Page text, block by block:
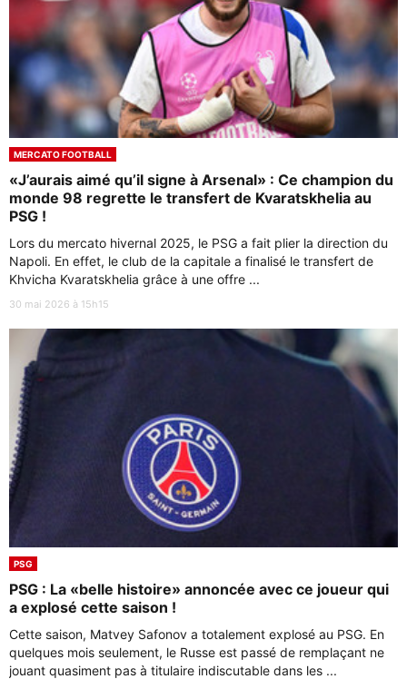
MERCATO FOOTBALL
«J’aurais aimé qu’il signe à Arsenal» : Ce champion du
monde 98 regrette le transfert de Kvaratskhelia au
PSG !
Lors du mercato hivernal 2025, le PSG a fait plier la direction du
Napoli. En effet, le club de la capitale a finalisé le transfert de
Khvicha Kvaratskhelia grâce à une offre ...
30 mai 2026 à 15h15
PSG
PSG : La «belle histoire» annoncée avec ce joueur qui
a explosé cette saison !
Cette saison, Matvey Safonov a totalement explosé au PSG. En
quelques mois seulement, le Russe est passé de remplaçant ne
jouant quasiment pas à titulaire indiscutable dans les ...